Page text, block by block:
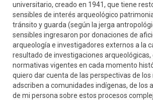
universitario, creado en 1941, que tiene
sensibles de interés arqueológico
tránsito y guarda (según la jerga
sensibles ingresaron por donaciones de
arqueología e investigadores externos a la
resultado de investigaciones arqueológicas,
normativas vigentes en cada momento
quiero dar cuenta de las perspectivas de
adscriben a comunidades indígenas, de los
de mi persona sobre estos procesos